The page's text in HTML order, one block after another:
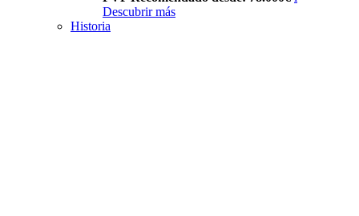
Descubrir más
Historia